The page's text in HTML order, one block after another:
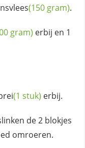
(150 gram).
gram) erbij en 1
(1 stuk) erbij.
de 2 blokjes
omroeren.